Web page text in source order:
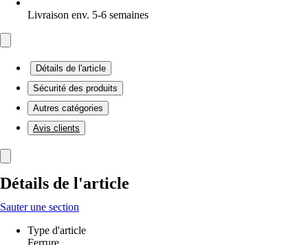
Livraison env. 5-6 semaines
Détails de l'article
Sécurité des produits
Autres catégories
Avis clients
Détails de l'article
Sauter une section
Type d'article
Ferrure